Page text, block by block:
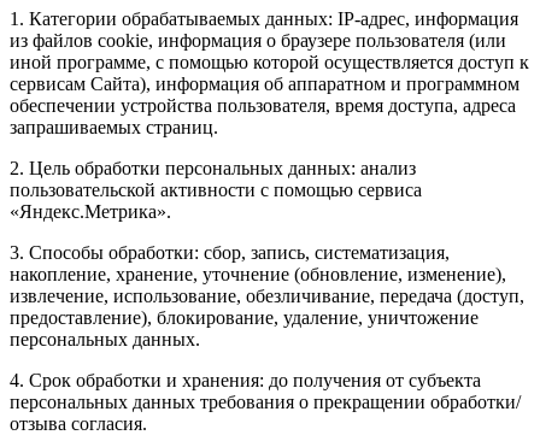
1. Категории обрабатываемых данных: IP-адрес, информация
из файлов cookie, информация о браузере пользователя (или
иной программе, с помощью которой осуществляется доступ к
сервисам Сайта), информация об аппаратном и программном
обеспечении устройства пользователя, время доступа, адреса
запрашиваемых страниц.
2. Цель обработки персональных данных: анализ
пользовательской активности с помощью сервиса
«Яндекс.Метрика».
3. Способы обработки: сбор, запись, систематизация,
накопление, хранение, уточнение (обновление, изменение),
извлечение, использование, обезличивание, передача (доступ,
предоставление), блокирование, удаление, уничтожение
персональных данных.
4. Срок обработки и хранения: до получения от субъекта
персональных данных требования о прекращении обработки/
отзыва согласия.